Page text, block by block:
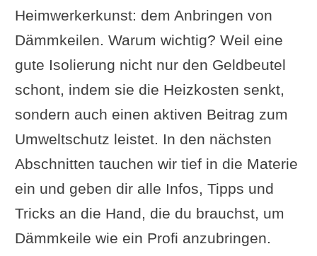
Heimwerkerkunst: dem Anbringen von
Dämmkeilen. Warum wichtig? Weil eine
gute Isolierung nicht nur den Geldbeutel
schont, indem sie die Heizkosten senkt,
sondern auch einen aktiven Beitrag zum
Umweltschutz leistet. In den nächsten
Abschnitten tauchen wir tief in die Materie
ein und geben dir alle Infos, Tipps und
Tricks an die Hand, die du brauchst, um
Dämmkeile wie ein Profi anzubringen.